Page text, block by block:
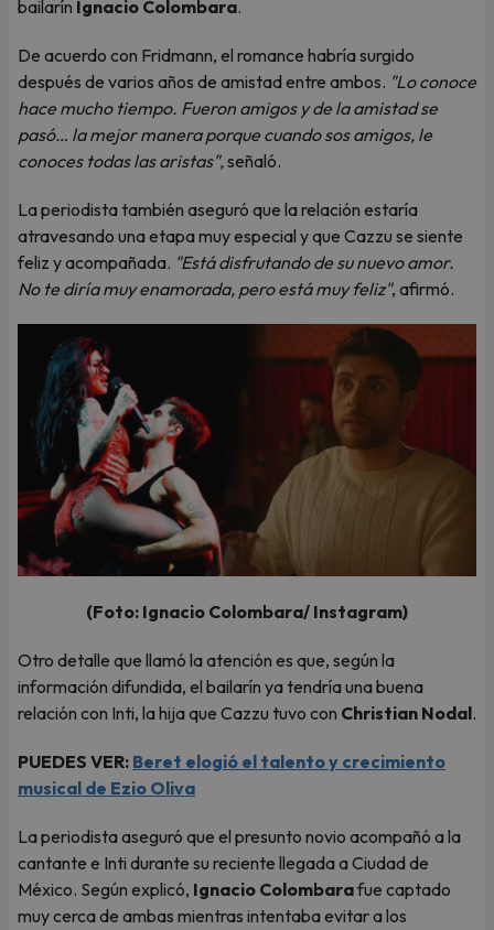
bailarín Ignacio Colombara.
De acuerdo con Fridmann, el romance habría surgido
después de varios años de amistad entre ambos. "Lo conoce
hace mucho tiempo. Fueron amigos y de la amistad se
pasó… la mejor manera porque cuando sos amigos, le
conoces todas las aristas",señaló.
La periodista también aseguró que la relación estaría
atravesando una etapa muy especial y que Cazzu se siente
feliz y acompañada. "Está disfrutando de su nuevo amor.
No te diría muy enamorada, pero está muy feliz", afirmó.
(Foto: Ignacio Colombara/ Instagram)
Otro detalle que llamó la atención es que, según la
información difundida, el bailarín ya tendría una buena
relación con Inti, la hija que Cazzu tuvo con Christian Nodal.
PUEDES VER: Beret elogió el talento y crecimiento
musical de Ezio Oliva
La periodista aseguró que el presunto novio acompañó a la
cantante e Inti durante su reciente llegada a Ciudad de
México. Según explicó, Ignacio Colombarafue captado
muy cerca de ambas mientras intentaba evitar a los